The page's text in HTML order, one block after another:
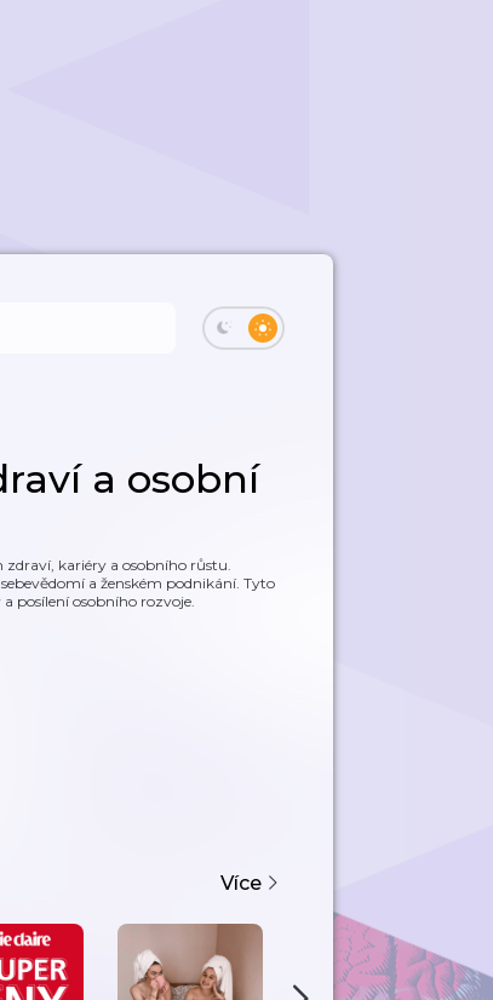
a osobní
zdraví, kariéry a osobního růstu.
a ženském podnikání. Tyto
posílení osobního rozvoje.
Více